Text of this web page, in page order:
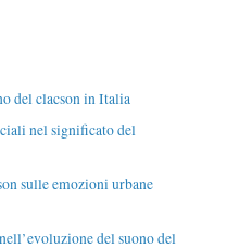
del clacson in Italia
nel significato del
sulle emozioni urbane
del suono del